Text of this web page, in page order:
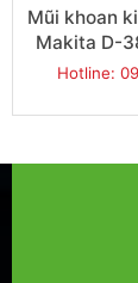
Mũi khoan
Makita D-
Hotline: